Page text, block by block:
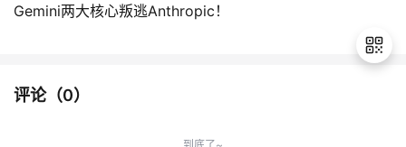
Gemini两大核心叛逃Anthropic！
评论（0）